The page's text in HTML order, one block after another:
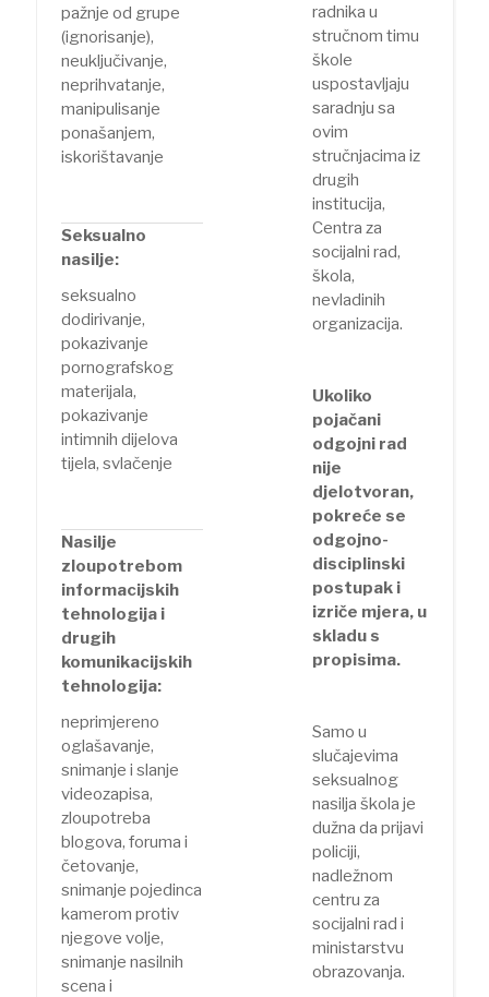
radnika u
stručnom timu
škole
uspostavljaju
saradnju sa
ovim
stručnjacima iz
drugih
institucija,
Centra za
socijalni rad,
škola,
nevladinih
organizacija.
Ukoliko
pojačani
odgojni rad
nije
djelotvoran,
pokreće se
odgojno-
disciplinski
postupak i
izriče mjera, u
skladu s
propisima.
Samo u
slučajevima
seksualnog
nasilja škola je
dužna da prijavi
policiji,
nadležnom
centru za
socijalni rad i
ministarstvu
obrazovanja.
pažnje od grupe
(ignorisanje),
neuključivanje,
neprihvatanje,
manipulisanje
ponašanjem,
iskorištavanje
Seksualno
nasilje:
seksualno
dodirivanje,
pokazivanje
pornografskog
materijala,
pokazivanje
intimnih dijelova
tijela, svlačenje
Nasilje
zloupotrebom
informacijskih
tehnologija i
drugih
komunikacijskih
tehnologija:
neprimjereno
oglašavanje,
snimanje i slanje
videozapisa,
zloupotreba
blogova, foruma i
četovanje,
snimanje pojedinca
kamerom protiv
njegove volje,
snimanje nasilnih
scena i